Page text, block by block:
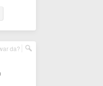
da?